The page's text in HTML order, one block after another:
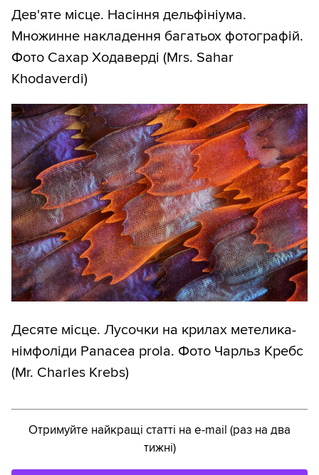
Дев'яте місце. Насіння дельфініума.
Множинне накладення багатьох фотографій.
Фото Сахар Ходаверді (Mrs. Sahar
Khodaverdi)
Десяте місце. Лусочки на крилах метелика-
німфоліди Panacea prola. Фото Чарльз Кребс
(Mr. Charles Krebs)
Отримуйте найкращі статті на e-mail (раз на два
тижні)